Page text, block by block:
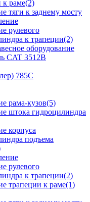
к раме(2)
тяги к заднему мосту
рулевого
к трапеции(2)
оборудование
CAT 3512B
785C
рама-кузов(5)
штока гидроцилиндра
корпуса
подъема
рулевого
к трапеции(2)
трапеции к раме(1)